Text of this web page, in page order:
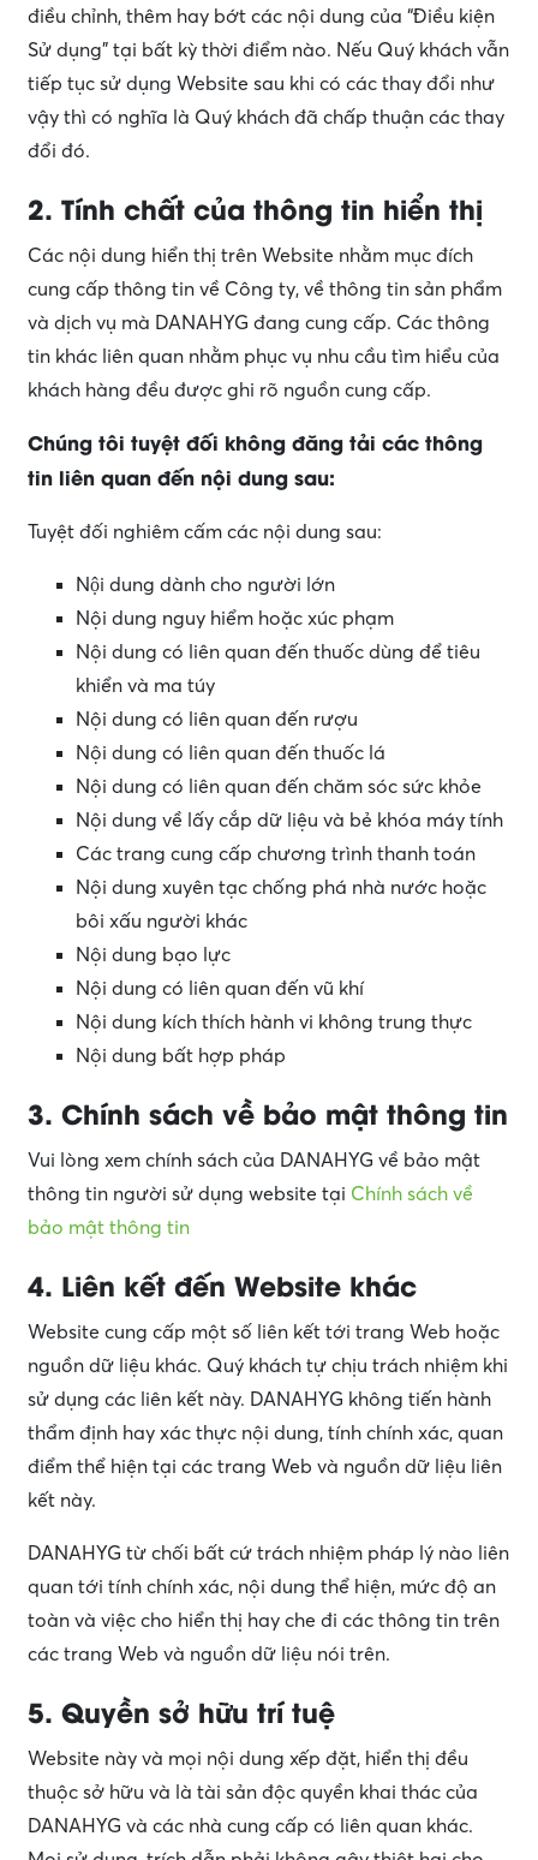
điều chỉnh, thêm hay bớt các nội dung của “Điều kiện
Sử dụng” tại bất kỳ thời điểm nào. Nếu Quý khách vẫn
tiếp tục sử dụng Website sau khi có các thay đổi như
vậy thì có nghĩa là Quý khách đã chấp thuận các thay
đổi đó.
2. Tính chất của thông tin hiển thị
Các nội dung hiển thị trên Website nhằm mục đích
cung cấp thông tin về Công ty, về thông tin sản phẩm
và dịch vụ mà DANAHYG đang cung cấp. Các thông
tin khác liên quan nhằm phục vụ nhu cầu tìm hiểu của
khách hàng đều được ghi rõ nguồn cung cấp.
Chúng tôi tuyệt đối không đăng tải các thông
tin liên quan đến nội dung sau:
Tuyệt đối nghiêm cấm các nội dung sau:
Nội dung dành cho người lớn
Nội dung nguy hiểm hoặc xúc phạm
Nội dung có liên quan đến thuốc dùng để tiêu
khiển và ma túy
Nội dung có liên quan đến rượu
Nội dung có liên quan đến thuốc lá
Nội dung có liên quan đến chăm sóc sức khỏe
Nội dung về lấy cắp dữ liệu và bẻ khóa máy tính
Các trang cung cấp chương trình thanh toán
Nội dung xuyên tạc chống phá nhà nước hoặc
bôi xấu người khác
Nội dung bạo lực
Nội dung có liên quan đến vũ khí
Nội dung kích thích hành vi không trung thực
Nội dung bất hợp pháp
3. Chính sách về bảo mật thông tin
Vui lòng xem chính sách của DANAHYG về bảo mật
thông tin người sử dụng website tại Chính sách về
bảo mật thông tin
4. Liên kết đến Website khác
Website cung cấp một số liên kết tới trang Web hoặc
nguồn dữ liệu khác. Quý khách tự chịu trách nhiệm khi
sử dụng các liên kết này. DANAHYG không tiến hành
thẩm định hay xác thực nội dung, tính chính xác, quan
điểm thể hiện tại các trang Web và nguồn dữ liệu liên
kết này.
DANAHYG từ chối bất cứ trách nhiệm pháp lý nào liên
quan tới tính chính xác, nội dung thể hiện, mức độ an
toàn và việc cho hiển thị hay che đi các thông tin trên
các trang Web và nguồn dữ liệu nói trên.
5. Quyền sở hữu trí tuệ
Website này và mọi nội dung xếp đặt, hiển thị đều
thuộc sở hữu và là tài sản độc quyền khai thác của
DANAHYG và các nhà cung cấp có liên quan khác.